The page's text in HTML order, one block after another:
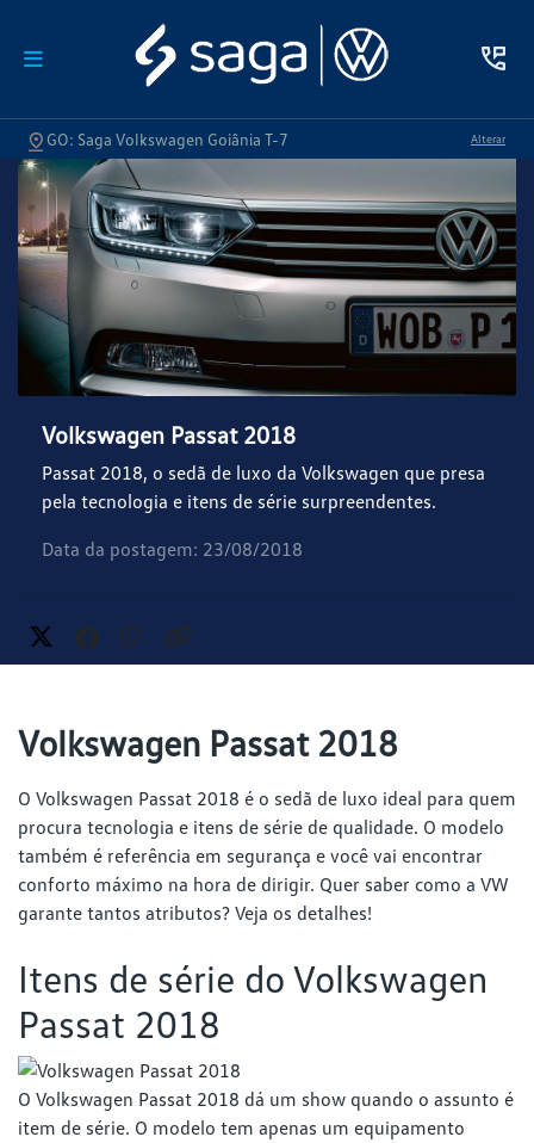
GO: Saga Volkswagen Goiânia T-7 Alterar
Volkswagen Passat 2018
Passat 2018, o sedã de luxo da Volkswagen que presa
pela tecnologia e itens de série surpreendentes.
Data da postagem: 23/08/2018
Volkswagen Passat 2018
O Volkswagen Passat 2018 é o sedã de luxo ideal para quem
procura tecnologia e itens de série de qualidade. O modelo
também é referência em segurança e você vai encontrar
conforto máximo na hora de dirigir. Quer saber como a VW
garante tantos atributos? Veja os detalhes!
Itens de série do Volkswagen
Passat 2018
O Volkswagen Passat 2018 dá um show quando o assunto é
item de série. O modelo tem apenas um equipamento